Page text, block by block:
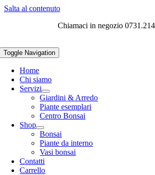
Salta al contenuto
Chiamaci in negozio
Toggle Navigation
Home
Chi siamo
Servizi
Giardini & Arredo
Piante esemplari
Centro Bonsai
Shop
Bonsai
Piante da interno
Vasi bonsai
Contatti
Carrello